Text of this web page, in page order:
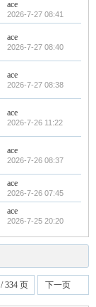
ace
2026-7-27 08:41
ace
2026-7-27 08:40
ace
2026-7-27 08:38
ace
2026-7-26 11:22
ace
2026-7-26 08:37
ace
2026-7-26 07:45
ace
2026-7-25 20:20
/ 334 页 下一页